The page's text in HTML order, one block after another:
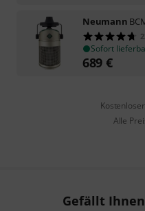
Neumann
Sofort
689 €
Alle
Gefällt